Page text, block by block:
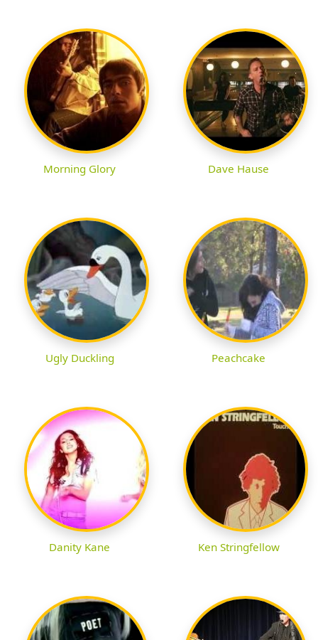
Morning Glory Dave Hause
Ugly Duckling Peachcake
Danity Kane Ken Stringfellow